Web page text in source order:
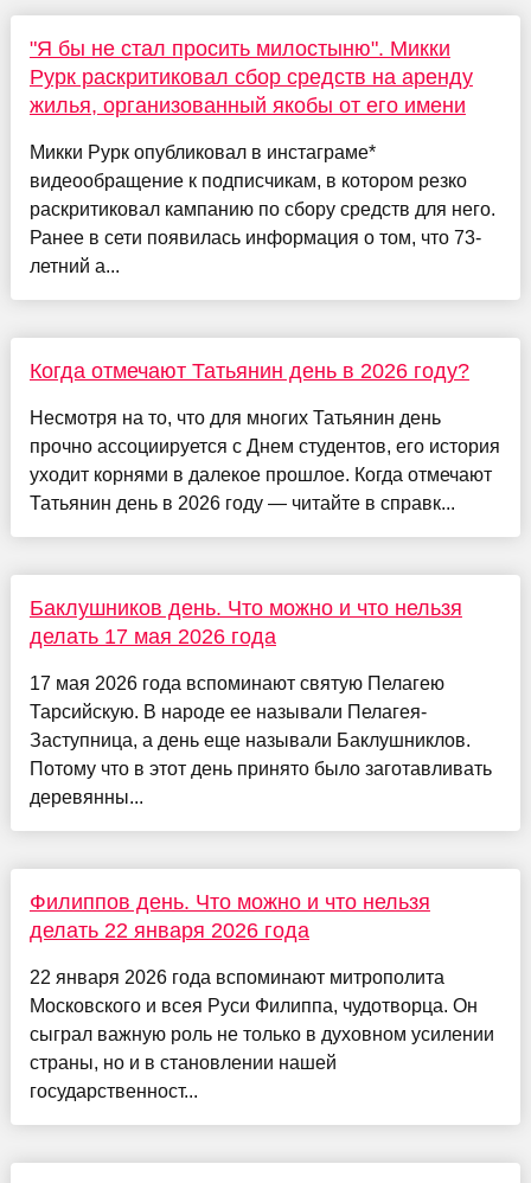
"Я бы не стал просить милостыню". Микки
Рурк раскритиковал сбор средств на аренду
жилья, организованный якобы от его имени
Микки Рурк опубликовал в инстаграме*
видеообращение к подписчикам, в котором резко
раскритиковал кампанию по сбору средств для него.
Ранее в сети появилась информация о том, что 73-
летний а...
Когда отмечают Татьянин день в 2026 году?
Несмотря на то, что для многих Татьянин день
прочно ассоциируется с Днем студентов, его история
уходит корнями в далекое прошлое. Когда отмечают
Татьянин день в 2026 году — читайте в справк...
Баклушников день. Что можно и что нельзя
делать 17 мая 2026 года
17 мая 2026 года вспоминают святую Пелагею
Тарсийскую. В народе ее называли Пелагея-
Заступница, а день еще называли Баклушниклов.
Потому что в этот день принято было заготавливать
деревянны...
Филиппов день. Что можно и что нельзя
делать 22 января 2026 года
22 января 2026 года вспоминают митрополита
Московского и всея Руси Филиппа, чудотворца. Он
сыграл важную роль не только в духовном усилении
страны, но и в становлении нашей
государственност...